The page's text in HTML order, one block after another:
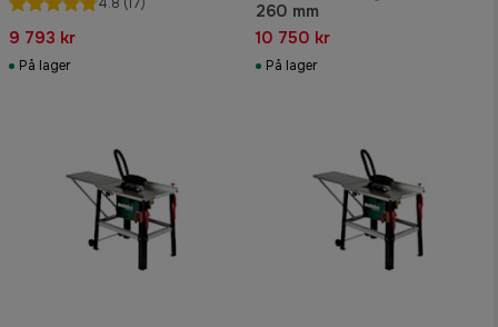
9 793 kr
På lager
260 mm
10 750 kr
På lager